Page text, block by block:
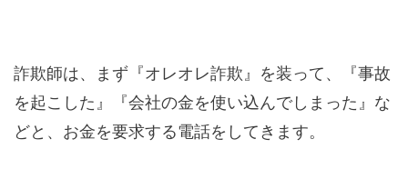
詐欺師は、まず『オレオレ詐欺』を装って、『事故
を起こした』『会社の金を使い込んでしまった』な
どと、お金を要求する電話をしてきます。